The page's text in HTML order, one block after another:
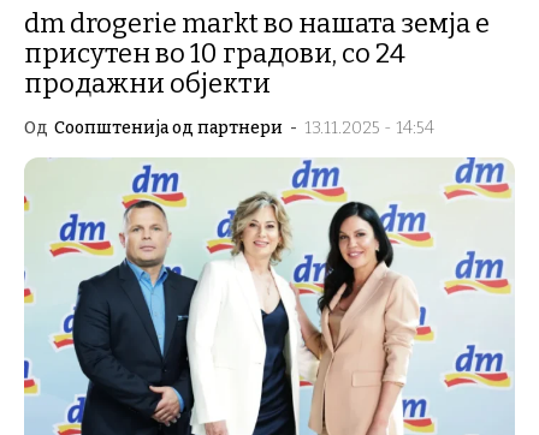
dm drogerie markt во нашата земја е
присутен во 10 градови, со 24
продажни објекти
Од Соопштенија од партнери - 13.11.2025 - 14:54